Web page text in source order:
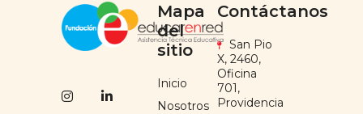
Mapa
del
sitio
Inicio
Nosotros
Contáctanos
San Pio
X, 2460,
Oficina
701,
Providencia